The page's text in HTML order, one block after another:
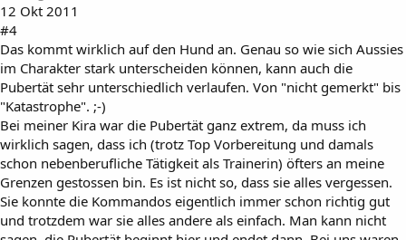
12 Okt 2011
#4
Das kommt wirklich auf den Hund an. Genau so wie sich Aussies
im Charakter stark unterscheiden können, kann auch die
Pubertät sehr unterschiedlich verlaufen. Von "nicht gemerkt" bis
"Katastrophe". ;-)
Bei meiner Kira war die Pubertät ganz extrem, da muss ich
wirklich sagen, dass ich (trotz Top Vorbereitung und damals
schon nebenberufliche Tätigkeit als Trainerin) öfters an meine
Grenzen gestossen bin. Es ist nicht so, dass sie alles vergessen.
Sie konnte die Kommandos eigentlich immer schon richtig gut
und trotzdem war sie alles andere als einfach. Man kann nicht